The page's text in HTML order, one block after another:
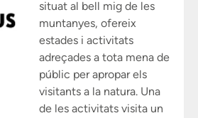
situat al bell mig de les
muntanyes, ofereix
estades i activitats
adreçades a tota mena de
públic per apropar els
visitants a la natura. Una
de les activitats visita un